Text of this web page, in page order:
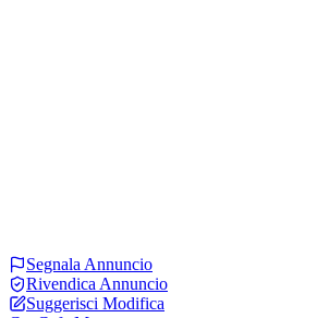
Segnala Annuncio
Rivendica Annuncio
Suggerisci Modifica